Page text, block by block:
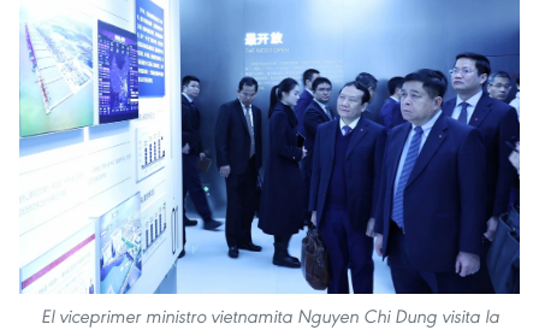
El viceprimer ministro vietnamita Nguyen Chi Dung visita la